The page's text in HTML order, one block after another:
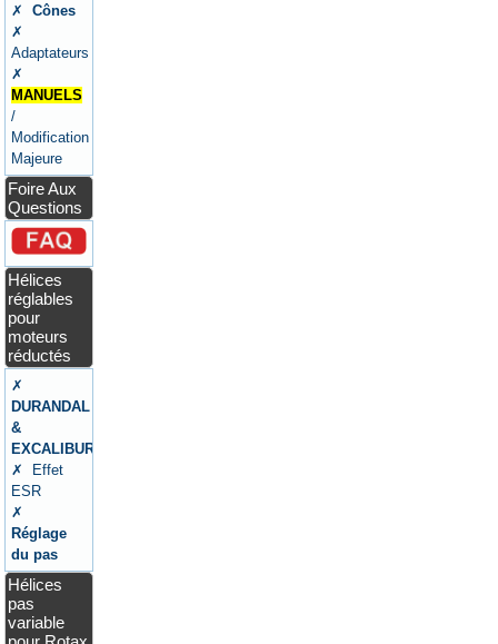
✗
Cônes
✗
Adaptateurs
✗
MANUELS
/
Modification
Majeure
Foire Aux
Questions
Hélices
réglables
pour
moteurs
réductés
✗
DURANDAL
&
EXCALIBUR
✗ Effet
ESR
✗
Réglage
du pas
Hélices
pas
variable